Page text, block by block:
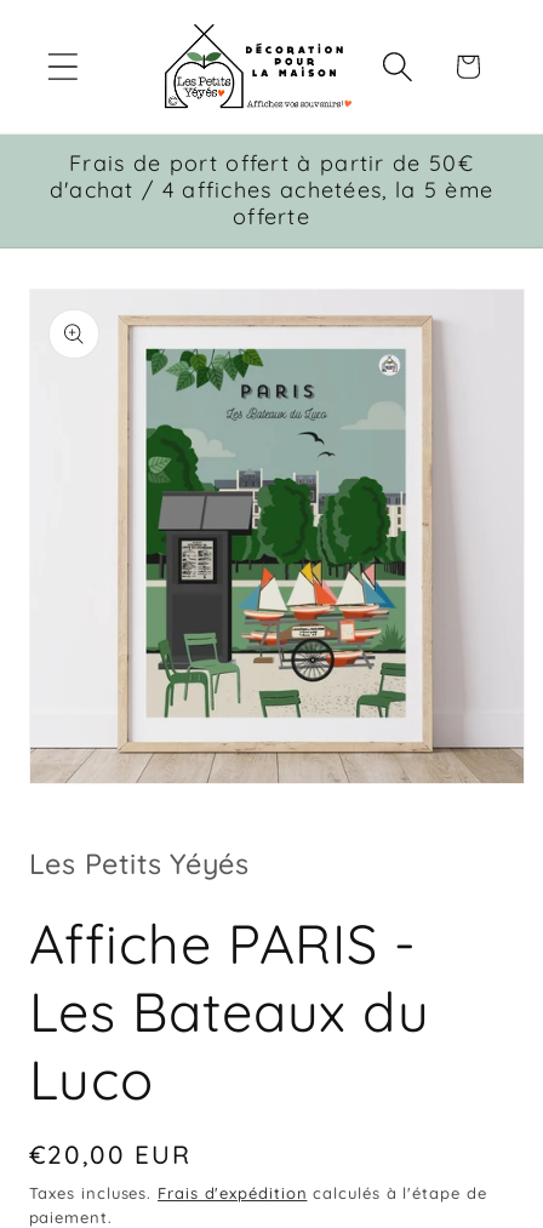
au
contenu
Panier
Frais de port offert à partir de 50€
d'achat / 4 affiches achetées, la 5 ème
offerte
informations
produits
dans
Les Petits Yéyés
Affiche PARIS -
Les Bateaux du
Luco
Prix
habituel
€20,00 EUR
Taxes incluses. Frais d'expédition calculés à l'étape de
paiement.